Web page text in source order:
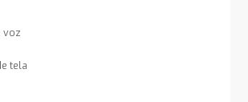
voz
tela